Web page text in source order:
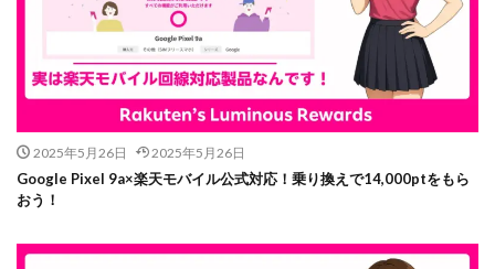
2025年5月26日 2025年5月26日
Google Pixel 9a×楽天モバイル公式対応！乗り換えで14,000ptをもら
おう！